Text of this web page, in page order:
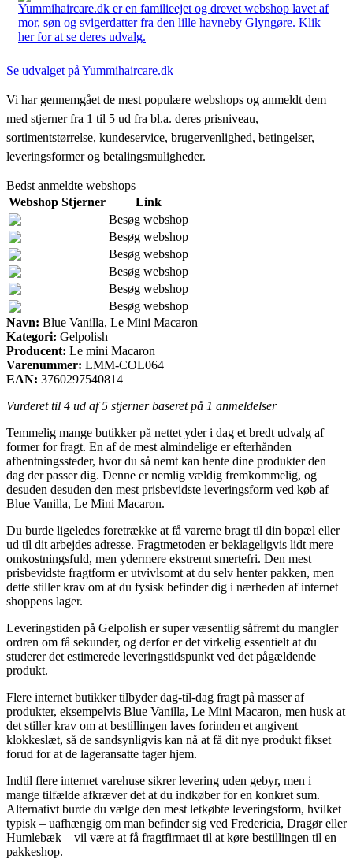
Yummihaircare.dk er en familieejet og drevet webshop lavet af
mor, søn og svigerdatter fra den lille havneby Glyngøre. Klik
her for at se deres udvalg.
Se udvalget på Yummihaircare.dk
Vi har gennemgået de mest populære webshops og anmeldt dem
med stjerner fra 1 til 5 ud fra bl.a. deres prisniveau,
sortimentstørrelse, kundeservice, brugervenlighed, betingelser,
leveringsformer og betalingsmuligheder.
Bedst anmeldte webshops
Webshop Stjerner
Link
Besøg webshop
Besøg webshop
Besøg webshop
Besøg webshop
Besøg webshop
Besøg webshop
Navn: Blue Vanilla, Le Mini Macaron
Kategori: Gelpolish
Producent: Le mini Macaron
Varenummer: LMM-COL064
EAN: 3760297540814
Vurderet til 4 ud af 5 stjerner baseret på 1 anmeldelser
Temmelig mange butikker på nettet yder i dag et bredt udvalg af
former for fragt. En af de mest almindelige er efterhånden
afhentningssteder, hvor du så nemt kan hente dine produkter den
dag der passer dig. Denne er nemlig vældig fremkommelig, og
desuden desuden den mest prisbevidste leveringsform ved køb af
Blue Vanilla, Le Mini Macaron.
Du burde ligeledes foretrække at få varerne bragt til din bopæl eller
ud til dit arbejdes adresse. Fragtmetoden er beklageligvis lidt mere
omkostningsfuld, men ydermere ekstremt smertefri. Den mest
prisbevidste fragtform er utvivlsomt at du selv henter pakken, men
dette stiller krav om at du fysisk befinder dig i nærheden af internet
shoppens lager.
Leveringstiden på Gelpolish er super væsentlig såfremt du mangler
ordren om få sekunder, og derfor er det virkelig essentielt at du
studerer det estimerede leveringstidspunkt ved det pågældende
produkt.
Flere internet butikker tilbyder dag-til-dag fragt på masser af
produkter, eksempelvis Blue Vanilla, Le Mini Macaron, men husk at
det stiller krav om at bestillingen laves forinden et angivent
klokkeslæt, så de sandsynligvis kan nå at få dit nye produkt fikset
forud for at de lageransatte tager hjem.
Indtil flere internet varehuse sikrer levering uden gebyr, men i
mange tilfælde afkræver det at du indkøber for en konkret sum.
Alternativt burde du vælge den mest letkøbte leveringsform, hvilket
typisk – uafhængig om man befinder sig ved Fredericia, Dragør eller
Humlebæk – vil være at få fragtfirmaet til at køre bestillingen til en
pakkeshop.